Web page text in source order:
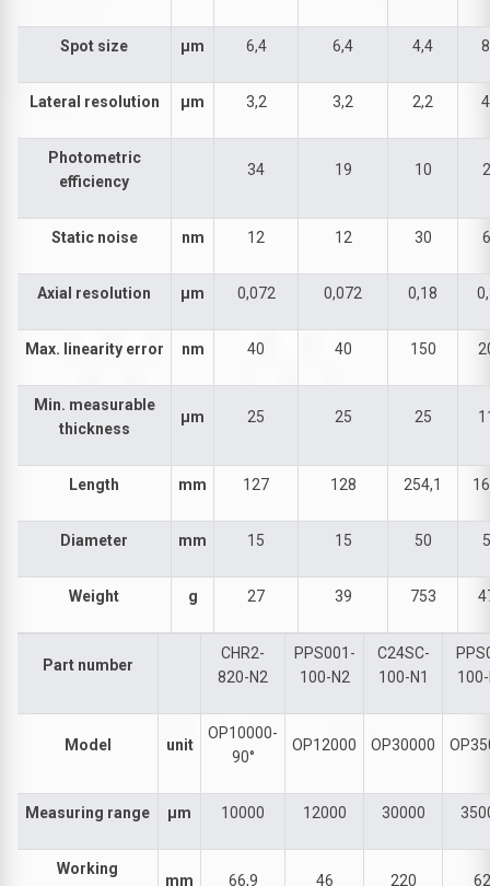
Spot size µm 6,4 6,4 4,4
Lateral resolution µm 3,2 3,2 2,2
Photometric
efficiency
34 19 10
Static noise nm 12 12 30
Axial resolution µm 0,072 0,072 0,18
Max. linearity error nm 40 40 150
Min. measurable
thickness
µm 25 25 25
Length mm 127 128 254,1
Diameter mm 15 15 50
Weight g 27 39 753
Part number
CHR2-
820-N2
PPS001-
100-N2
C24SC-
100-N1
Model unit
OP10000-
90°
OP12000 OP30000
Measuring range µm 10000 12000 30000
Working
mm 66,9 46 220 62